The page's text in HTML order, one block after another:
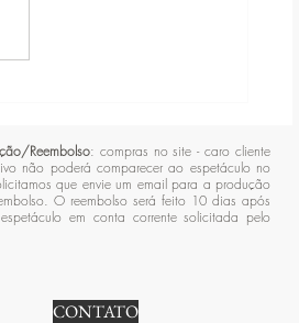
Reembolso: compras no site - caro cliente
não poderá comparecer ao espetáculo no
que envie um email para a produção
O reembolso será feito 10 dias após
em conta corrente solicitada pelo
CONTATO